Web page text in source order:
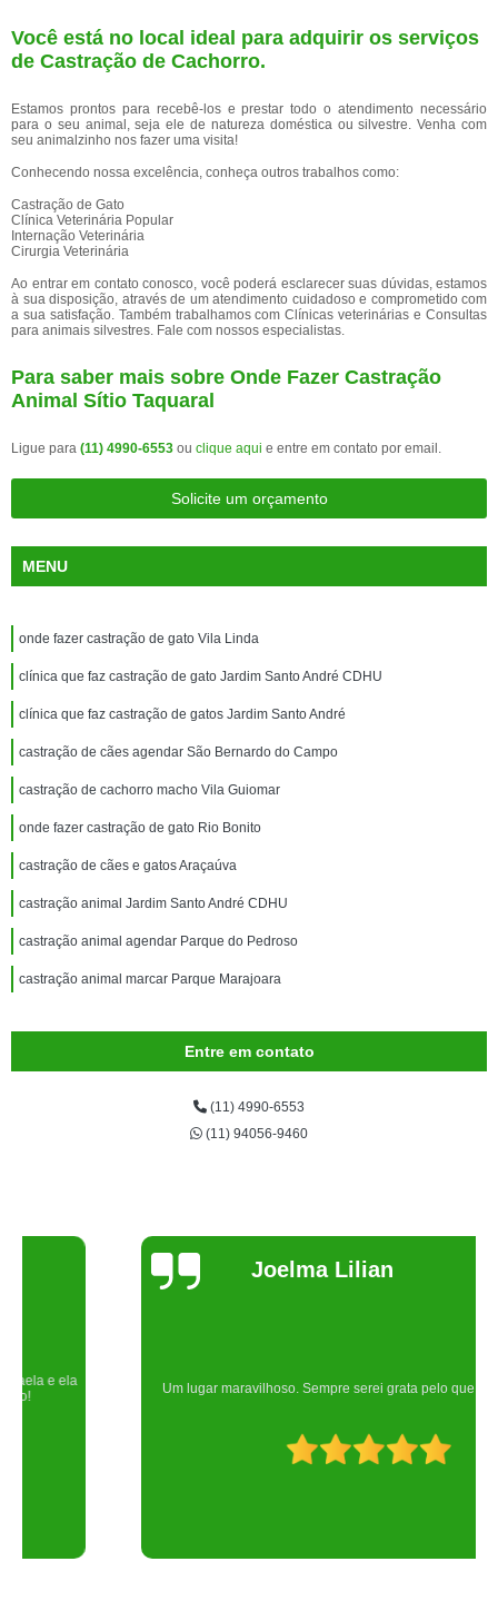
Você está no local ideal para adquirir os serviços
de Castração de Cachorro.
Estamos prontos para recebê-los e prestar todo o atendimento necessário
para o seu animal, seja ele de natureza doméstica ou silvestre. Venha com
seu animalzinho nos fazer uma visita!
Conhecendo nossa excelência, conheça outros trabalhos como:
Castração de Gato
Clínica Veterinária Popular
Internação Veterinária
Cirurgia Veterinária
Ao entrar em contato conosco, você poderá esclarecer suas dúvidas, estamos
à sua disposição, através de um atendimento cuidadoso e comprometido com
a sua satisfação. Também trabalhamos com Clínicas veterinárias e Consultas
para animais silvestres. Fale com nossos especialistas.
Para saber mais sobre Onde Fazer Castração
Animal Sítio Taquaral
Ligue para (11) 4990-6553 ou clique aqui e entre em contato por email.
Solicite um orçamento
MENU
onde fazer castração de gato Vila Linda
clínica que faz castração de gato Jardim Santo André CDHU
clínica que faz castração de gatos Jardim Santo André
castração de cães agendar São Bernardo do Campo
castração de cachorro macho Vila Guiomar
onde fazer castração de gato Rio Bonito
castração de cães e gatos Araçaúva
castração animal Jardim Santo André CDHU
castração animal agendar Parque do Pedroso
castração animal marcar Parque Marajoara
Entre em contato
(11) 4990-6553
(11) 94056-9460
Joelma Lilian
Um lugar maravilhoso. Sempre serei grata pelo que fizeram por nós!